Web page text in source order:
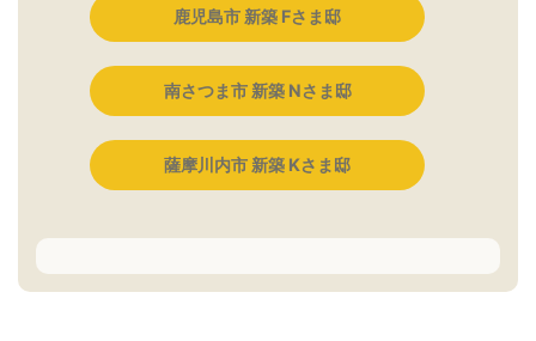
鹿児島市 新築 Fさま邸
南さつま市 新築 Nさま邸
薩摩川内市 新築 Kさま邸